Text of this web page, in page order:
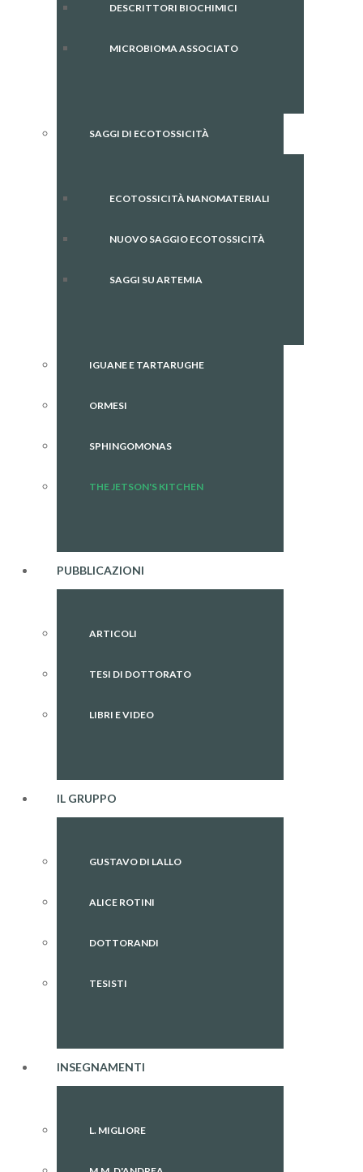
DESCRITTORI BIOCHIMICI
MICROBIOMA ASSOCIATO
SAGGI DI ECOTOSSICITÀ
ECOTOSSICITÀ NANOMATERIALI
NUOVO SAGGIO ECOTOSSICITÀ
SAGGI SU ARTEMIA
IGUANE E TARTARUGHE
ORMESI
SPHINGOMONAS
THE JETSON'S KITCHEN
PUBBLICAZIONI
ARTICOLI
TESI DI DOTTORATO
LIBRI E VIDEO
IL GRUPPO
GUSTAVO DI LALLO
ALICE ROTINI
DOTTORANDI
TESISTI
INSEGNAMENTI
L. MIGLIORE